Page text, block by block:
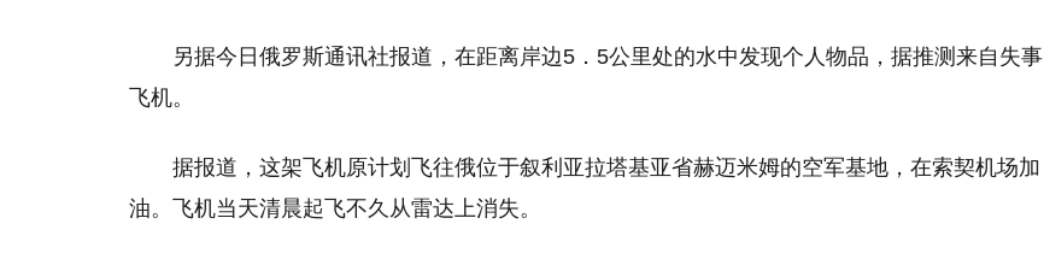
另据今日俄罗斯通讯社报道，在距离岸边5．5公里处的水中发现个人物品，据推测来自失事
飞机。
据报道，这架飞机原计划飞往俄位于叙利亚拉塔基亚省赫迈米姆的空军基地，在索契机场加
油。飞机当天清晨起飞不久从雷达上消失。